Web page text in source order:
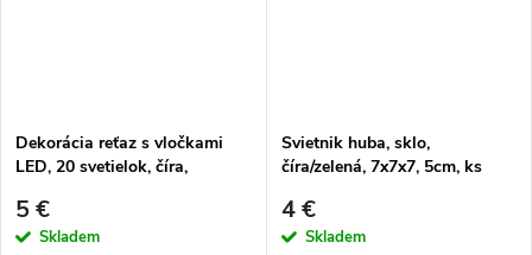
Dekorácia reťaz s vločkami
LED, 20 svetielok, číra,
5 €
Skladem
Svietnik huba, sklo,
číra/zelená, 7x7x7, 5cm, ks
4 €
Skladem